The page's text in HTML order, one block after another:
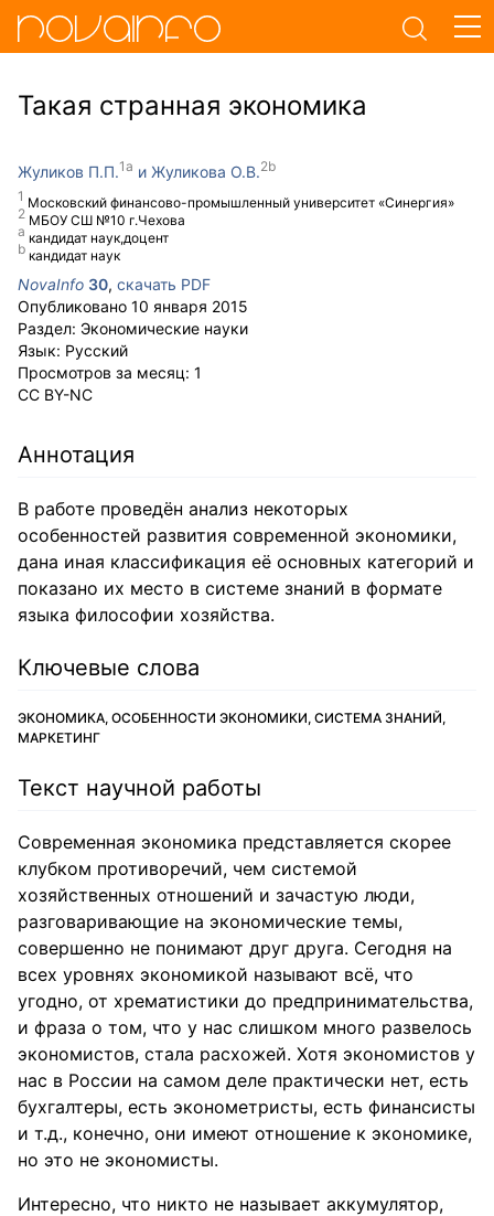
Такая странная экономика
Жуликов П.П.
Московский финансово-промышленный университет «Синергия»
кандидат наук,доцент
Жуликова О.В.
МБОУ СШ №10 г.Чехова
кандидат наук
NovaInfo 30, скачать PDF
Опубликовано 10 января 2015
Раздел: Экономические науки
Язык: Русский
Просмотров за месяц: 1
CC BY-NC
Аннотация
В работе проведён анализ некоторых
особенностей развития современной экономики,
дана иная классификация её основных категорий и
показано их место в системе знаний в формате
языка философии хозяйства.
Ключевые слова
ЭКОНОМИКА, ОСОБЕННОСТИ ЭКОНОМИКИ, СИСТЕМА ЗНАНИЙ,
МАРКЕТИНГ
Текст научной работы
Современная экономика представляется скорее
клубком противоречий, чем системой
хозяйственных отношений и зачастую люди,
разговаривающие на экономические темы,
совершенно не понимают друг друга. Сегодня на
всех уровнях экономикой называют всё, что
угодно, от хрематистики до предпринимательства,
и фраза о том, что у нас слишком много развелось
экономистов, стала расхожей. Хотя экономистов у
нас в России на самом деле практически нет, есть
бухгалтеры, есть эконометристы, есть финансисты
и т.д., конечно, они имеют отношение к экономике,
но это не экономисты.
Интересно, что никто не называет аккумулятор,